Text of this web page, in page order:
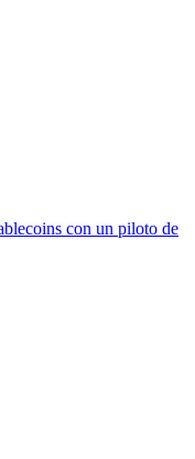
con un piloto de